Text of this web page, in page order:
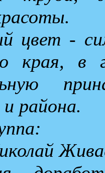
цвет -
края, в
района.